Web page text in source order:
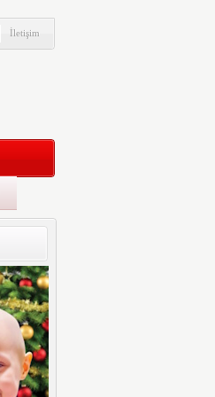
İletişim